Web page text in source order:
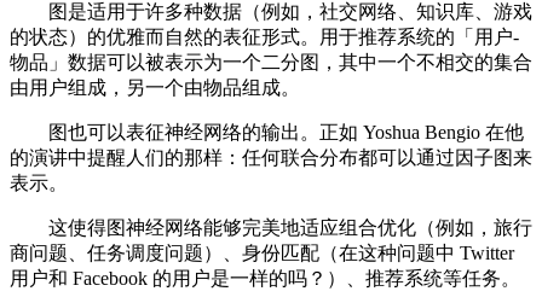
图是适用于许多种数据（例如，社交网络、知识库、游戏
的状态）的优雅而自然的表征形式。用于推荐系统的「用户-
物品」数据可以被表示为一个二分图，其中一个不相交的集合
由用户组成，另一个由物品组成。
图也可以表征神经网络的输出。正如 Yoshua Bengio 在他
的演讲中提醒人们的那样：任何联合分布都可以通过因子图来
表示。
这使得图神经网络能够完美地适应组合优化（例如，旅行
商问题、任务调度问题）、身份匹配（在这种问题中 Twitter
用户和 Facebook 的用户是一样的吗？）、推荐系统等任务。